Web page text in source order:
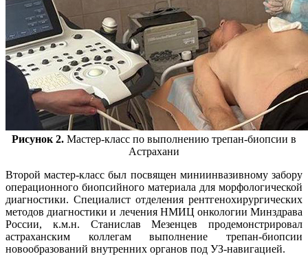
Рисунок 2. Мастер-класс по выполнению трепан-биопсии в
Астрахани
Второй мастер-класс был посвящен миниинвазивному забору
операционного биопсийного материала для морфологической
диагностики. Специалист отделения рентгенохирургических
методов диагностики и лечения НМИЦ онкологии Минздрава
России, к.м.н. Станислав Мезенцев продемонстрировал
астраханским коллегам выполнение трепан-биопсии
новообразований внутренних органов под УЗ-навигацией.